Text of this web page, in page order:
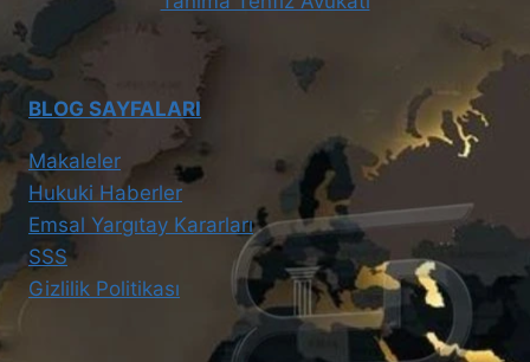
BLOG SAYFALARI
Makaleler
Hukuki Haberler
Emsal Yargıtay Kararları
SSS
Gizlilik Politikası